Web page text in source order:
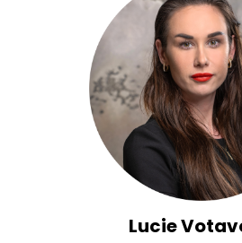
Lucie